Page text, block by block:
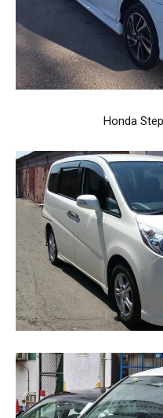
Honda